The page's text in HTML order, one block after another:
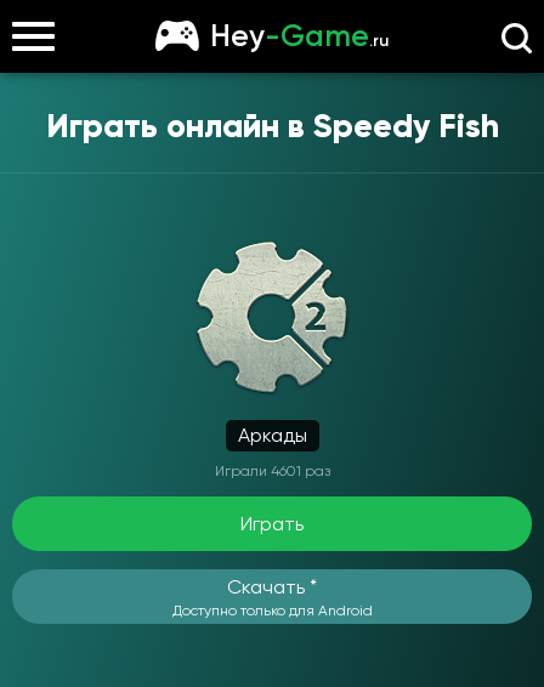
Hey-Game.ru
Играть онлайн в Speedy Fish
Аркады
Играли 4601 раз
Играть
Скачать *
Доступно только для Android